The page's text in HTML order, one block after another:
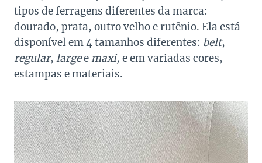
tipos de ferragens diferentes da marca:
dourado, prata, outro velho e rutênio. Ela está
disponível em 4 tamanhos diferentes: belt,
regular, largeemaxi, e em variadas cores,
estampas e materiais.